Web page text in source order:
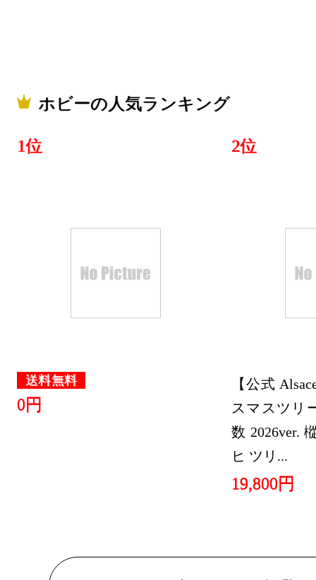
ホビーラ
ホビーラ
2024/10/09
ホビーラ
2024/10/08
ホビーの人気ランキング
1位
送料無料
0円
2位
【公式
スマスツリ
数 2026ver.
ヒ ツリ...
19,800円